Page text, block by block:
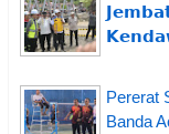
Pererat
Banda